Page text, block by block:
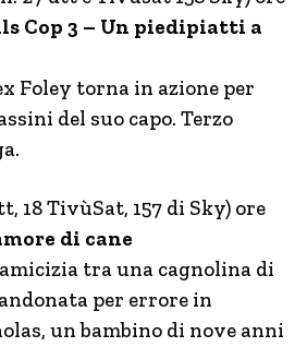
Cop 3 – Un piedipiatti a
Foley torna in azione per
del suo capo. Terzo
18 TivùSat, 157 di Sky) ore
di cane
tra una cagnolina di
per errore in
un bambino di nove anni